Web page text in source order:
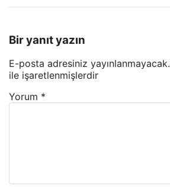
Bir yanıt yazın
E-posta adresiniz yayınlanmayacak.
ile işaretlenmişlerdir
Yorum *